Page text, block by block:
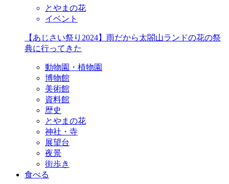
とやまの花
イベント
【あじさい祭り2024】雨だから太閤山ランドの花の祭
典に行ってきた
動物園・植物園
博物館
美術館
資料館
歴史
とやまの花
神社・寺
展望台
夜景
街歩き
食べる